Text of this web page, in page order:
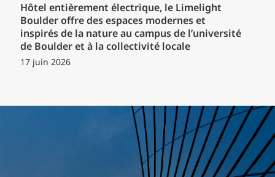
Hôtel entièrement électrique, le Limelight
Boulder offre des espaces modernes et
inspirés de la nature au campus de l’université
de Boulder et à la collectivité locale
17 juin 2026